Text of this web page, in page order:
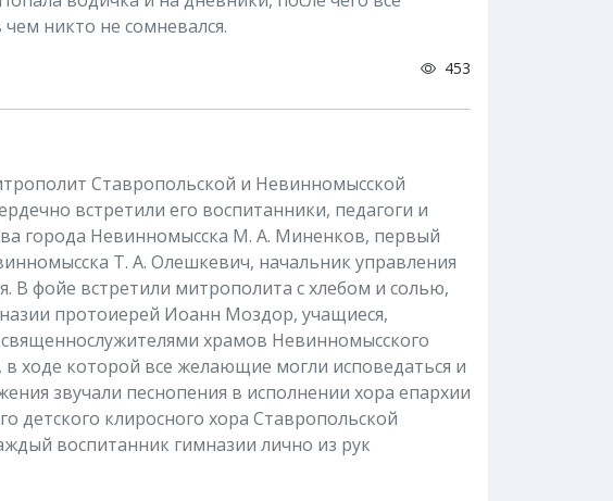
никто не сомневался.
453
Ставропольской и Невинномысской
встретили его воспитанники, педагоги и
города Невинномысска М. А. Миненков, первый
Т. А. Олешкевич, начальник управления
В фойе встретили митрополита с хлебом и солью,
протоиерей Иоанн Моздор, учащиеся,
храмов Невинномысского
ходе которой все желающие могли исповедаться и
звучали песнопения в исполнении хора епархии
детского клиросного хора Ставропольской
воспитанник гимназии лично из рук